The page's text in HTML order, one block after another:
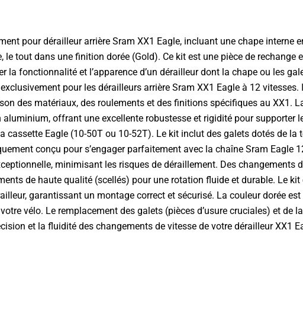
pour dérailleur arrière Sram XX1 Eagle, incluant une chape interne
tout dans une finition dorée (Gold). Ce kit est une pièce de rechange
la fonctionnalité et l’apparence d’un dérailleur dont la chape ou les
pour les dérailleurs arrière Sram XX1 Eagle à 12 vitesses.
des matériaux, des roulements et des finitions spécifiques au XX1.
offrant une excellente robustesse et rigidité pour supporter
Eagle (10-50T ou 10-52T). Le kit inclut des galets dotés de la
conçu pour s’engager parfaitement avec la chaîne Sram Eagle
minimisant les risques de déraillement. Des changements
de haute qualité (scellés) pour une rotation fluide et durable. Le
garantissant un montage correct et sécurisé. La couleur dorée
vélo. Le remplacement des galets (pièces d’usure cruciales) et de
et la fluidité des changements de vitesse de votre dérailleur XX1